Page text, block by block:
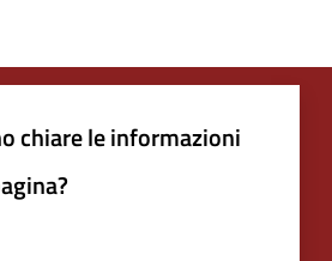
chiare le informazioni